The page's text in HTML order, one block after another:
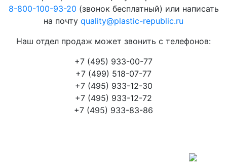
8-800-100-93-20 (звонок бесплатный) или написать
на почту quality@plastic-republic.ru
Наш отдел продаж может звонить с телефонов:
+7 (495) 933-00-77
+7 (499) 518-07-77
+7 (495) 933-12-30
+7 (495) 933-12-72
+7 (495) 933-83-86